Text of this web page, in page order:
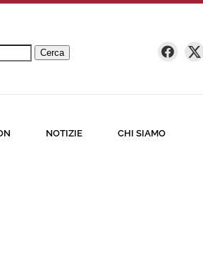
Cerca
NOTIZIE CHI SIAMO